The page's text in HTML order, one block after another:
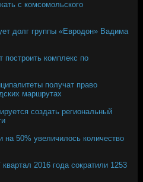
с комсомольского
долг группы «Евродон» Вадима
построить комплекс по
получат право
маршрутах
создать региональный
на 50% увеличилось количество
2016 года сократили 1253